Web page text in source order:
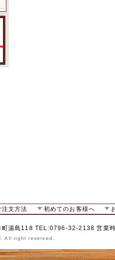
注文方法 初めてのお客様へ
湯島118 TEL:0796-32-2138 営業
All right reserved.